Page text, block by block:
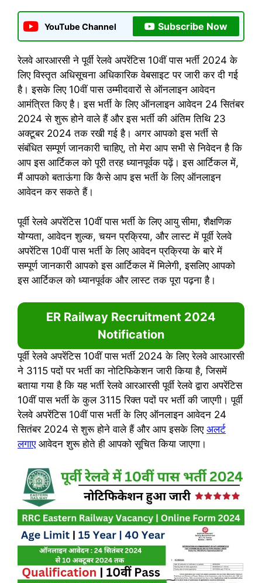
YouTube Channel Subscribe Now
रेलवे आरआरसी ने पूर्वी रेलवे अपरेंटिस 10वीं पास भर्ती 2024 के
लिए विस्तृत अधिसूचना अधिकारिक वेबसाइट पर जारी कर दी गई
है। इसके लिए 10वीं पास उम्मीदवारों से ऑनलाइन आवेदन
आमंत्रित किए है। इस भर्ती के लिए ऑनलाइन आवेदन 24 सितंबर
2024 से शुरू होने वाले हैं और इस भर्ती की अंतिम तिथि 23
अक्टूबर 2024 तक रखी गई है। अगर आपको इस भर्ती से
संबंधित सम्पूर्ण जानकारी चाहिए, तो मेरा आप सभी से निवेदन है कि
आप इस आर्टिकल को पूरी तरह ध्यानपूर्वक पढ़ें। इस आर्टिकल में,
मैं आपको बताऊंगा कि कैसे आप इस भर्ती के लिए ऑनलाइन
आवेदन कर सकते हैं।
पूर्वी रेलवे अपरेंटिस 10वीं पास भर्ती के लिए आयु सीमा, शैक्षणिक
योग्यता, आवेदन शुल्क, चयन प्रक्रिया, और लास्ट में पूर्वी रेलवे
अपरेंटिस 10वीं पास भर्ती के लिए आवेदन प्रक्रिया के बारे में
सम्पूर्ण जानकारी आपको इस आर्टिकल में मिलेगी, इसलिए आपको
इस आर्टिकल को ध्यानपूर्वक और लास्ट तक पूरा पढ़ना है।
ER Railway Recruitment 2024
Notification
पूर्वी रेलवे अपरेंटिस 10वीं पास भर्ती 2024 के लिए रेलवे आरआरसी
ने 3115 पदों पर भर्ती का नोटिफिकेशन जारी किया है, जिसमें
बताया गया है कि यह भर्ती रेलवे आरआरसी पूर्वी रेलवे द्वारा अपरेंटिस
10वीं पास भर्ती के कुल 3115 रिक्त पदों पर भर्ती की जाएगी। पूर्वी
रेलवे अपरेंटिस 10वीं पास भर्ती के लिए ऑनलाइन आवेदन 24
सितंबर 2024 से शुरू होने वाले हैं और आप इसके लिए अलर्ट
लगाएआवेदन शुरू होते ही आपको सूचित किया जाएगा।